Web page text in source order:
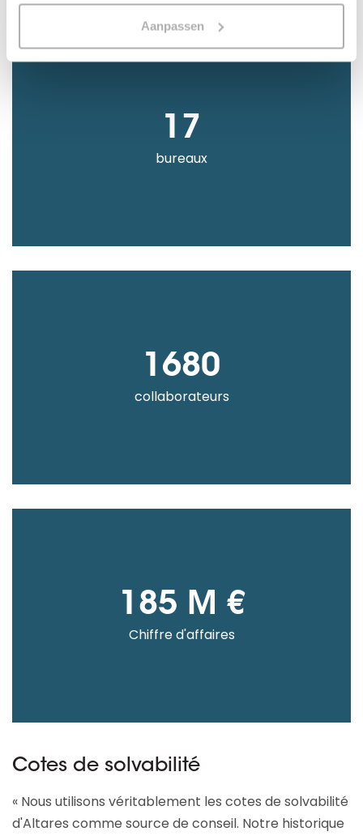
Aanpassen
17
bureaux
1680
collaborateurs
185 M €
Chiffre d'affaires
Cotes de solvabilité
« Nous utilisons véritablement les cotes de solvabilité
d'Altares comme source de conseil. Notre historique